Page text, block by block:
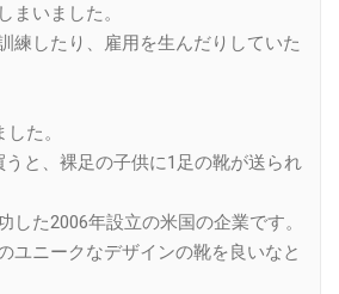
まいました。
練したり、雇用を生んだりしていた
た。
うと、裸足の子供に1足の靴が送られ
した2006年設立の米国の企業です。
ユニークなデザインの靴を良いなと